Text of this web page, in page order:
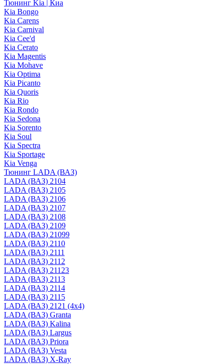
Тюнинг Kia | Киа
Kia Bongo
Kia Carens
Kia Carnival
Kia Cee'd
Kia Cerato
Kia Magentis
Kia Mohave
Kia Optima
Kia Picanto
Kia Quoris
Kia Rio
Kia Rondo
Kia Sedona
Kia Sorento
Kia Soul
Kia Spectra
Kia Sportage
Kia Venga
Тюнинг LADA (ВАЗ)
LADA (ВАЗ) 2104
LADA (ВАЗ) 2105
LADA (ВАЗ) 2106
LADA (ВАЗ) 2107
LADA (ВАЗ) 2108
LADA (ВАЗ) 2109
LADA (ВАЗ) 21099
LADA (ВАЗ) 2110
LADA (ВАЗ) 2111
LADA (ВАЗ) 2112
LADA (ВАЗ) 21123
LADA (ВАЗ) 2113
LADA (ВАЗ) 2114
LADA (ВАЗ) 2115
LADA (ВАЗ) 2121 (4x4)
LADA (ВАЗ) Granta
LADA (ВАЗ) Kalina
LADA (ВАЗ) Largus
LADA (ВАЗ) Priora
LADA (ВАЗ) Vesta
LADA (ВАЗ) X-Ray